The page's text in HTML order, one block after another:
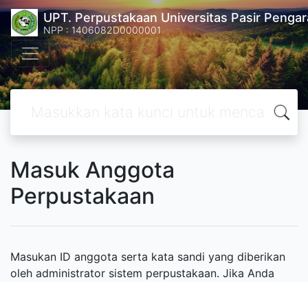
UPT. Perpustakaan Universitas Pasir
NPP : 1406082D0000001
Masuk Anggota
Perpustakaan
Masukan ID anggota serta kata sandi yang diberikan
oleh administrator sistem perpustakaan. Jika Anda